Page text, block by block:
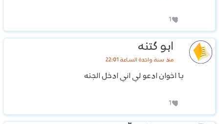
1
ابو كتنه
منذ سنة واحدة الساعة 22:01
يا اخوان ادعو لي اني ادخل الجنه
1